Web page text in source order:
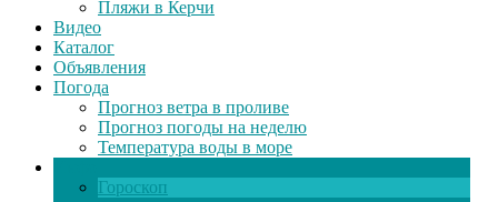
Пляжи в Керчи
Видео
Каталог
Объявления
Погода
Прогноз ветра в проливе
Прогноз погоды на неделю
Температура воды в море
Гороскоп